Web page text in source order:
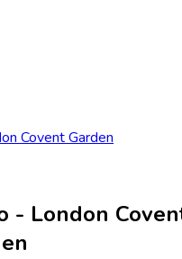
Covent Garden
- London